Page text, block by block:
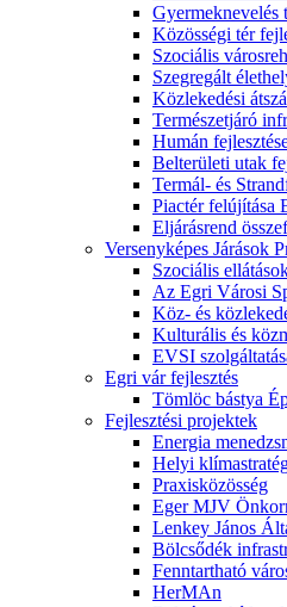
Gyermeknevelés
Közösségi tér
Szociális
Szegregált
Közlekedési
Természetjáró
Humán
Belterületi utak
Termál- és
Piactér felújítása
Eljárásrend
Versenyképes Járások
Szociális
Az Egri Városi
Köz- és
Kulturális és
EVSI
Egri vár fejlesztés
Tömlöc bástya
Fejlesztési projektek
Energia
Helyi
Praxisközösség
Eger MJV
Lenkey János
Bölcsődék
Fenntartható
HerMAn